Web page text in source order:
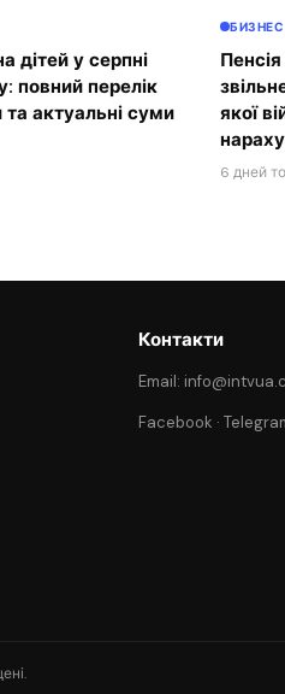
дітей у серпні
повний перелік
актуальні суми
БИЗНЕС
якої
6 дней
Контакти
Email:
Facebook ·